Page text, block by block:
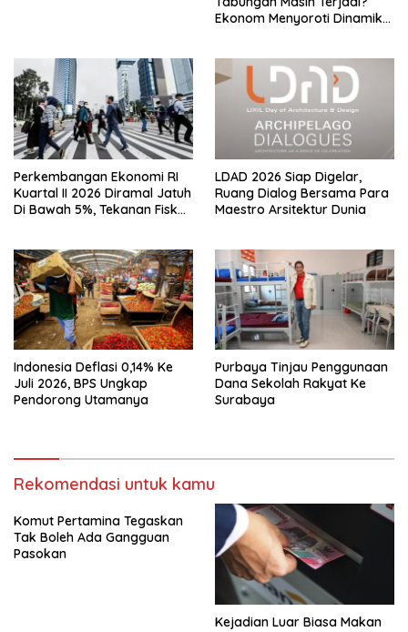
Ekonom Menyoroti Dinamika
Perkembangan Ekonomi RI
Kuartal II 2026 Diramal Jatuh
Di Bawah 5%, Tekanan Fiskal
LDAD 2026 Siap Digelar,
Ruang Dialog Bersama Para
Maestro Arsitektur Dunia
Indonesia Deflasi 0,14% Ke
Juli 2026, BPS Ungkap
Pendorong Utamanya
Purbaya Tinjau Penggunaan
Dana Sekolah Rakyat Ke
Surabaya
Rekomendasi untuk kamu
Komut Pertamina Tegaskan
Tak Boleh Ada Gangguan
Pasokan
Kejadian Luar Biasa Makan